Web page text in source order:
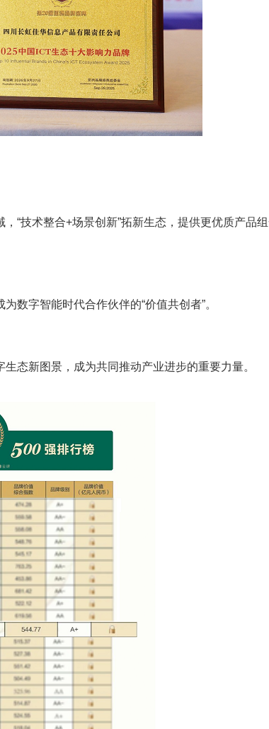
“技术整合+场景创新”拓新生态，提供更优质产品
数字智能时代合作伙伴的“价值共创者”。
态新图景，成为共同推动产业进步的重要力量。